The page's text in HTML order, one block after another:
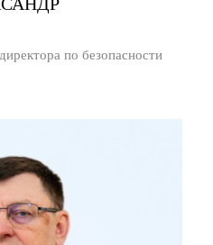
по безопасности